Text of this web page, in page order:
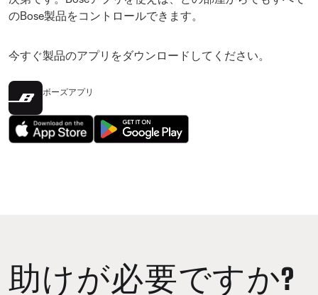
のBose製品をコントロールできます。
今すぐ製品のアプリをダウンロードしてください。
ボーズアプリ
助けが必要ですか?